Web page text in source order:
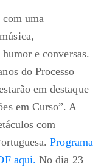
uma
e conversas.
do Processo
em destaque
em Curso”. A
com
Programa
aqui. No dia 23